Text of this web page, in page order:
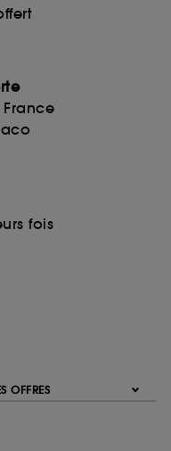
fois
OFFRES